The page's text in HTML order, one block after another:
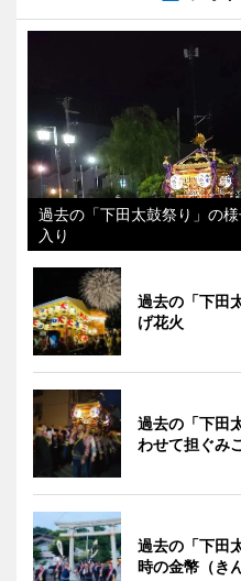
過去の「下田太鼓祭り」の
入り
過去の「下田
げ花火
過去の「下田
わせて担ぐみ
過去の「下田
時の金幣（き